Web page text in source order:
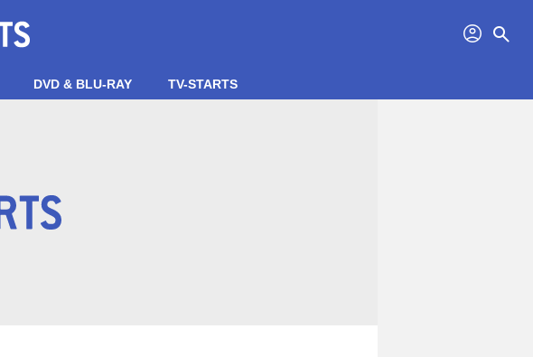
profil search
DVD & BLU-RAY TV-STARTS